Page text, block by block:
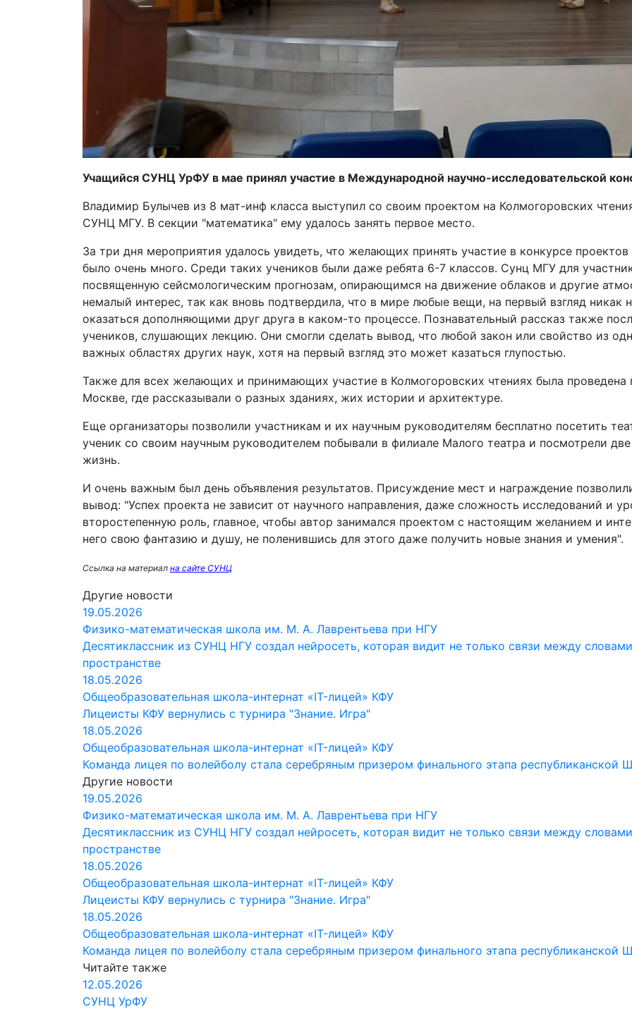
Учащийся СУНЦ УрФУ в мае принял участие в Международной научно-исследовательской
Владимир Булычев из 8 мат-инф класса выступил со своим проектом на Колмогоровских
СУНЦ МГУ. В секции "математика" ему удалось занять первое место.
За три дня мероприятия удалось увидеть, что желающих принять участие в конкурсе
было очень много. Среди таких учеников были даже ребята 6-7 классов. Сунц МГУ для
посвященную сейсмологическим прогнозам, опирающимся на движение облаков и другие
немалый интерес, так как вновь подтвердила, что в мире любые вещи, на первый взгляд никак
оказаться дополняющими друг друга в каком-то процессе. Познавательный рассказ также
учеников, слушающих лекцию. Они смогли сделать вывод, что любой закон или свойство из
важных областях других наук, хотя на первый взгляд это может казаться глупостью.
Также для всех желающих и принимающих участие в Колмогоровских чтениях была проведена
Москве, где рассказывали о разных зданиях, жих истории и архитектуре.
Еще организаторы позволили участникам и их научным руководителям бесплатно посетить
ученик со своим научным руководителем побывали в филиале Малого театра и посмотрели
жизнь.
И очень важным был день объявления результатов. Присуждение мест и награждение
вывод: "Успех проекта не зависит от научного направления, даже сложность исследований и
второстепенную роль, главное, чтобы автор занимался проектом с настоящим желанием и
него свою фантазию и душу, не поленившись для этого даже получить новые знания и умения".
Ссылка на материал на сайте СУНЦ
Другие новости
19.05.2026
Физико-математическая школа им. М. А. Лаврентьева при НГУ
Десятиклассник из СУНЦ НГУ создал нейросеть, которая видит не только связи между
пространстве
18.05.2026
Общеобразовательная школа-интернат «IT-лицей» КФУ
Лицеисты КФУ вернулись с турнира "Знание. Игра"
18.05.2026
Общеобразовательная школа-интернат «IT-лицей» КФУ
Команда лицея по волейболу стала серебряным призером финального этапа республиканской
Другие новости
19.05.2026
Физико-математическая школа им. М. А. Лаврентьева при НГУ
Десятиклассник из СУНЦ НГУ создал нейросеть, которая видит не только связи между
пространстве
18.05.2026
Общеобразовательная школа-интернат «IT-лицей» КФУ
Лицеисты КФУ вернулись с турнира "Знание. Игра"
18.05.2026
Общеобразовательная школа-интернат «IT-лицей» КФУ
Команда лицея по волейболу стала серебряным призером финального этапа республиканской
Читайте также
12.05.2026
СУНЦ УрФУ